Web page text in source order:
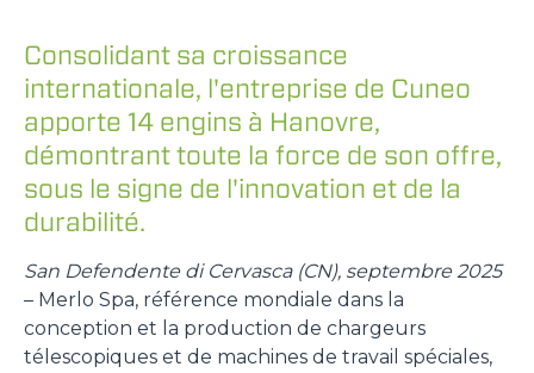
Consolidant sa croissance
internationale, l'entreprise de Cuneo
apporte 14 engins à Hanovre,
démontrant toute la force de son offre,
sous le signe de l'innovation et de la
durabilité.
San Defendente di Cervasca (CN), septembre 2025
– Merlo Spa, référence mondiale dans la
conception et la production de chargeurs
télescopiques et de machines de travail spéciales,